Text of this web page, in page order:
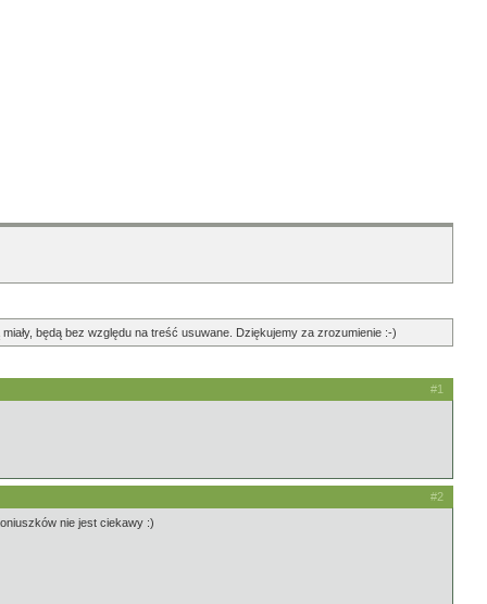
będą bez względu na treść usuwane. Dziękujemy za zrozumienie :-)
#1
#2
nie jest ciekawy :)